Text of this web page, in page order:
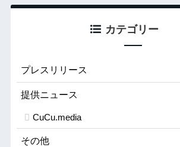
カテゴリー
プレスリリース
提供ニュース
CuCu.media
その他